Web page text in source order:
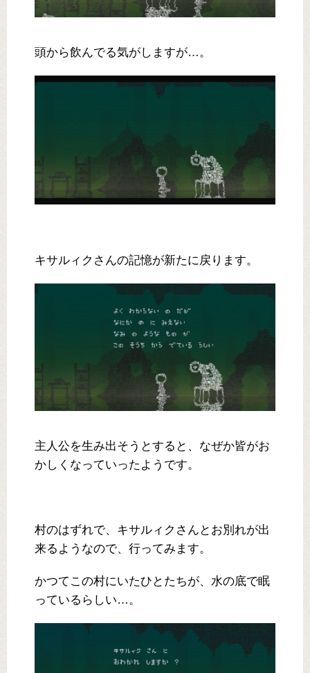
頭から飲んでる気がしますが…。
キサルィクさんの記憶が新たに戻ります。
主人公を生み出そうとすると、なぜか皆がお
かしくなっていったようです。
村のはずれで、キサルィクさんとお別れが出
来るようなので、行ってみます。
かつてこの村にいたひとたちが、水の底で眠
っているらしい…。